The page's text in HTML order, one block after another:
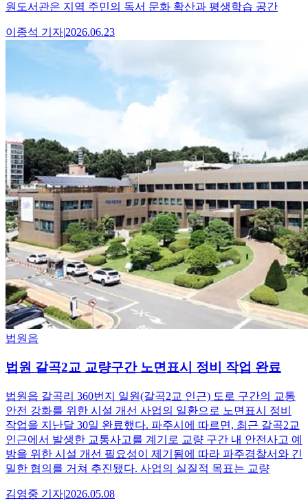
원도서관은 지역 주민의 독서 문화 확산과 평생학습 공간
이종석 기자|2026.06.23
법원읍
법원 갈곡2교 교량구간 노면표시 정비 작업 완료
법원읍 갈곡리 360번지 일원(갈곡2교 인근) 도로 구간의 교통
안전 강화를 위한 시설 개선 사업의 일환으로 노면표시 정비
작업을 지난달 30일 완료했다. 파주시에 따르면, 최근 갈곡2교
인근에서 발생한 교통사고를 계기로 교량 구간 내 안전사고 예
방을 위한 시설 개선 필요성이 제기됨에 따라 파주경찰서와 긴
밀한 협의를 거쳐 추진됐다. 사업의 실질적 목표는 교량
김영중 기자|2026.05.08